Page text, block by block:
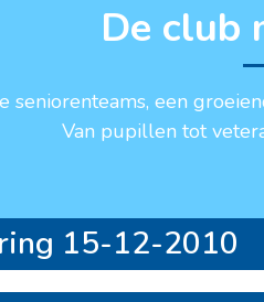
De club
seniorenteams, een
Van pupillen tot
15-12-2010